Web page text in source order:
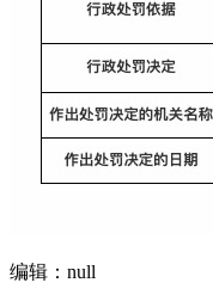
编辑：null